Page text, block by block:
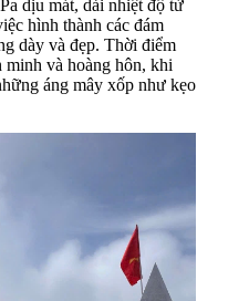
dịu mát, dải nhiệt độ từ
hình thành các đám
dày và đẹp. Thời điểm
minh và hoàng hôn, khi
áng mây xốp như kẹo